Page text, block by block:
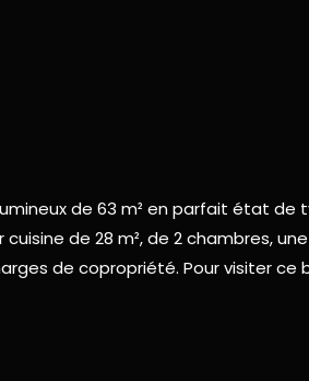
de 63 m² en parfait état
de 28 m², de 2 chambres,
de copropriété. Pour visiter ce